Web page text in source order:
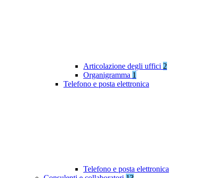
Articolazione degli uffici 2
Organigramma 1
Telefono e posta elettronica
Telefono e posta elettronica